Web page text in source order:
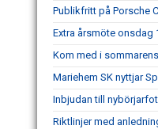
Publikfritt på Porsche
Extra årsmöte onsdag
Kom med i
Mariehem SK nyttjar
Inbjudan till
Riktlinjer med